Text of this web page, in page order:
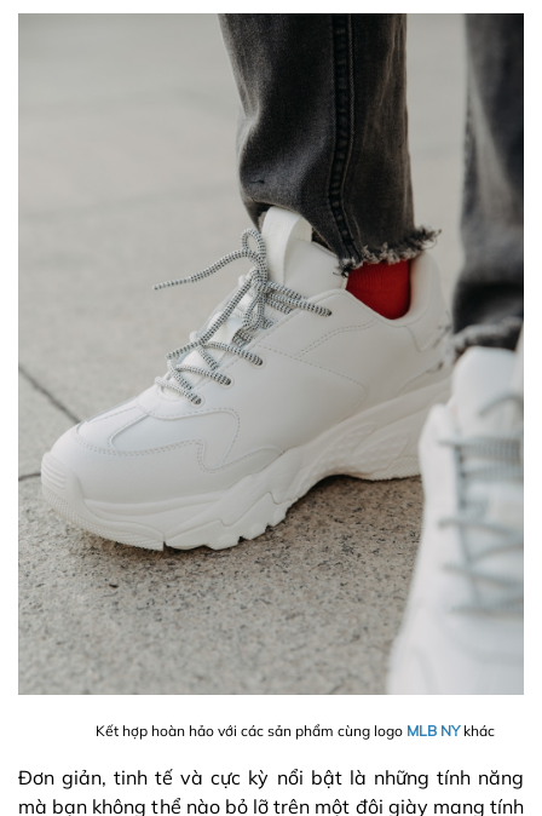
Kết hợp hoàn hảo với các sản phẩm cùng logo MLB NYkhác
Đơn giản, tinh tế và cực kỳ nổi bật là những tính năng
mà bạn không thể nào bỏ lỡ trên một đôi giày mang tính